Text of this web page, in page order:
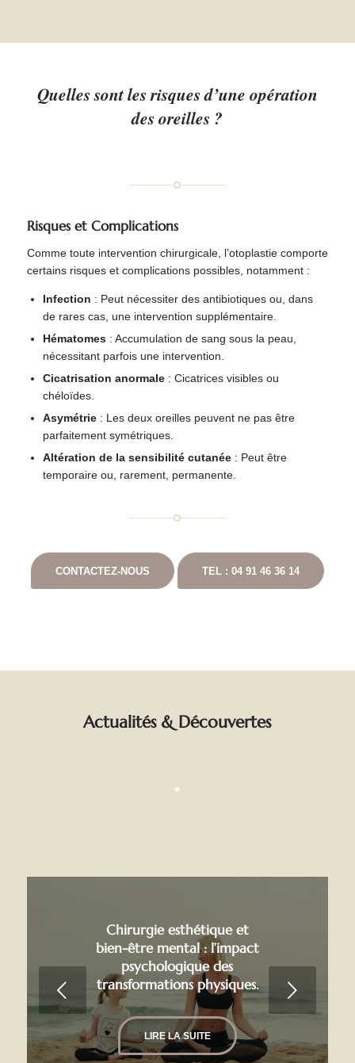
Quelles sont les risques d’une opération
des oreilles ?
Risques et Complications
Comme toute intervention chirurgicale, l’otoplastie comporte
certains risques et complications possibles, notamment :
Infection : Peut nécessiter des antibiotiques ou, dans
de rares cas, une intervention supplémentaire.
Hématomes : Accumulation de sang sous la peau,
nécessitant parfois une intervention.
Cicatrisation anormale : Cicatrices visibles ou
chéloïdes.
Asymétrie : Les deux oreilles peuvent ne pas être
parfaitement symétriques.
Altération de la sensibilité cutanée : Peut être
temporaire ou, rarement, permanente.
CONTACTEZ-NOUS TEL : 04 91 46 36 14
Actualités & Découvertes
Chirurgie esthétique et
bien-être mental : l’impact
psychologique des
transformations physiques.
LIRE LA SUITE
Suivant